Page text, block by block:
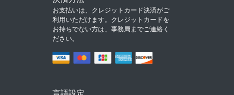
お支払いは、クレジットカード決済がご
利用いただけます。クレジットカードを
お持ちでない方は、事務局までご連絡く
ださい。
言語設定